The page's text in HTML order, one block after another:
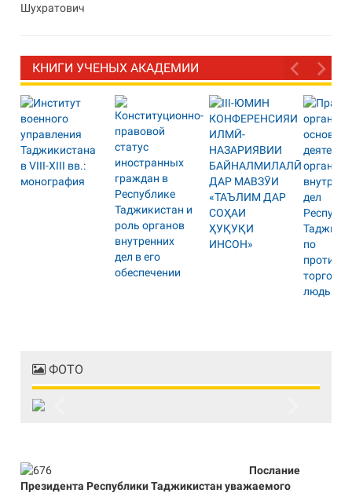
Шухратович
КНИГИ УЧЕНЫХ АКАДЕМИИ
ФОТО
Послание
Президента Республики Таджикистан уважаемого